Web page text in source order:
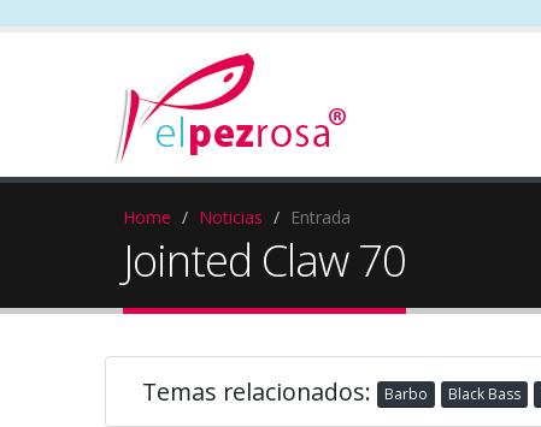
Home Noticias Entrada
Jointed Claw 70
Temas relacionados: Barbo Black Bass